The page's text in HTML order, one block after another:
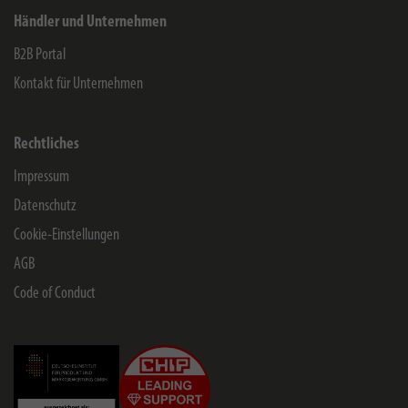
Händler und Unternehmen
B2B Portal
Kontakt für Unternehmen
Rechtliches
Impressum
Datenschutz
Cookie-Einstellungen
AGB
Code of Conduct